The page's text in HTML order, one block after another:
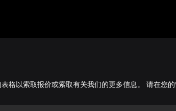
格以索取报价或索取有关我们的更多信息。 请在您